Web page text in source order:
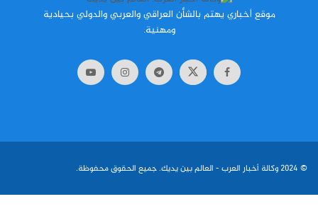
موقع أخباري يهتم بالشأن العراقي والعربي والدولي بحيادية
ومهنية.
© 2024 وكالة أخبار العرب- العالم بين يديك. جميع الحقوق محفوظة.